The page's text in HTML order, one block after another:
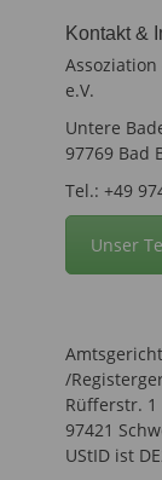
Kontakt &
e.V.
Untere
97769 Bad
Tel.: +49
Unser
/
Rüfferstr. 1
97421
UStID ist